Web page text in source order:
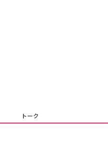
トーク